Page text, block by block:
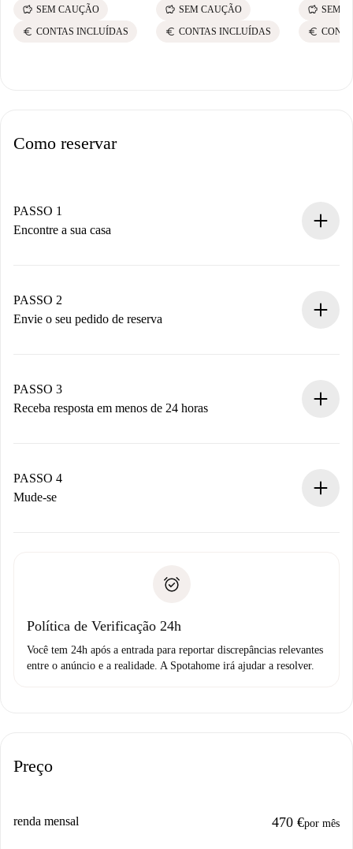
savings SEM CAUÇÃO
euro CONTAS INCLUÍDAS
savings SEM CAUÇÃO
euro CONTAS INCLUÍDAS
savings SEM
euro
Como reservar
PASSO 1
Encontre a sua casa
Você tem todas as informações necessárias
antecipadamente.
PASSO 2
Envie o seu pedido de reserva
Não cobramos nada até que o proprietário confirme.
PASSO 3
Receba resposta em menos de 24 horas
proprietário.
Se recusada: não cobraremos nada e ofereceremos
Débito direto bancário
PASSO 4
Mude-se
não comunicar nenhum problema.
Política de Verificação 24h
Você tem 24h após a entrada para reportar discrepâncias relevantes
entre o anúncio e a realidade. A Spotahome irá ajudar a resolver.
Preço
renda mensal 470 €por mês